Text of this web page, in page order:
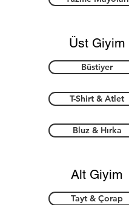
Üst Giyim
Büstiyer
T-Shirt & Atlet
Bluz & Hırka
Alt Giyim
Tayt & Çorap